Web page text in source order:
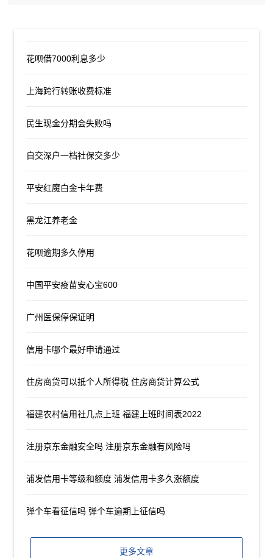
花呗借7000利息多少
上海跨行转账收费标准
民生现金分期会失败吗
自交深户一档社保交多少
平安红魔白金卡年费
黑龙江养老金
花呗逾期多久停用
中国平安疫苗安心宝600
广州医保停保证明
信用卡哪个最好申请通过
住房商贷可以抵个人所得税 住房商贷计算公式
福建农村信用社几点上班 福建上班时间表2022
注册京东金融安全吗 注册京东金融有风险吗
浦发信用卡等级和额度 浦发信用卡多久涨额度
弹个车看征信吗 弹个车逾期上征信吗
更多文章